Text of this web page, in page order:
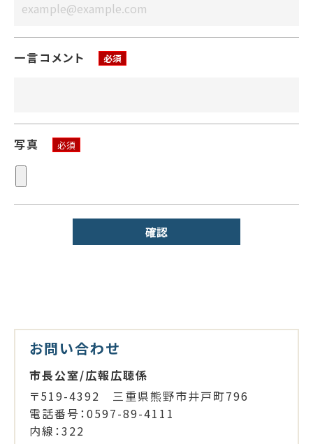
一言コメント 必須
写真 必須
確認
お問い合わせ
市長公室/広報広聴係
〒519-4392 三重県熊野市井戸町796
電話番号：0597-89-4111
内線：322